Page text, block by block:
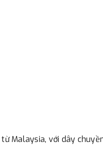
Malaysia, với dây